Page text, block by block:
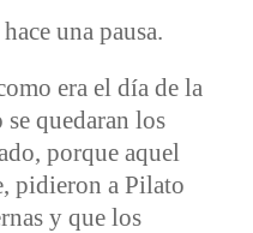
una pausa.
era el día de la
quedaran los
porque aquel
pidieron a Pilato
y que los